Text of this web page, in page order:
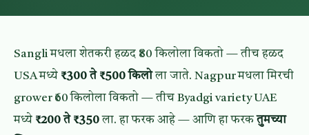
Sangli मधला शेतकरी हळद ₹80 किलोला विकतो — तीच हळद
USA मध्ये ₹300 ते ₹500 किलोला जाते. Nagpur मधला मिरची
grower ₹60 किलोला विकतो — तीच Byadgi variety UAE
मध्ये ₹200 ते ₹350ला. हा फरक आहे — आणि हा फरकतुमच्या